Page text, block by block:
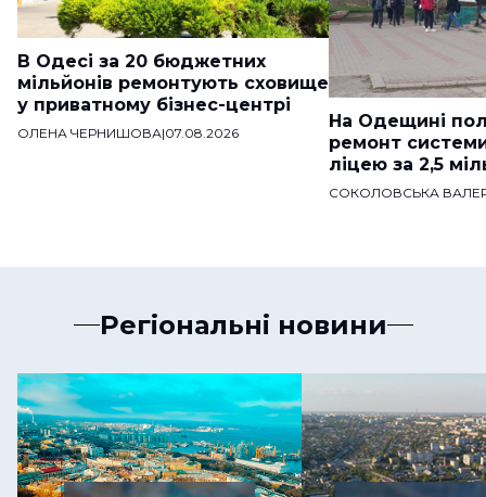
В Одесі за 20 бюджетних
мільйонів ремонтують сховище
у приватному бізнес-центрі
ОЛЕНА ЧЕРНИШОВА|07.08.2026
На Одещині
ремонт
ліцею за 2,5
СОКОЛОВСЬКА
Регіональні новини